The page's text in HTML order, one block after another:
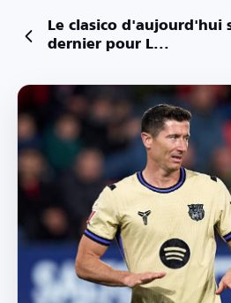
Le clasico d'aujourd'hui
dernier pour L...